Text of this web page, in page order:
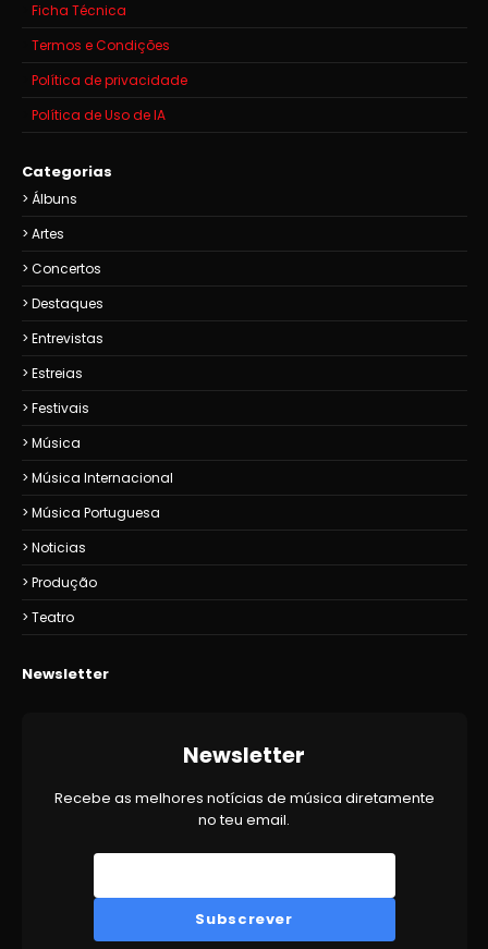
Ficha Técnica
Termos e Condições
Política de privacidade
Política de Uso de IA
Categorias
Álbuns
Artes
Concertos
Destaques
Entrevistas
Estreias
Festivais
Música
Música Internacional
Música Portuguesa
Noticias
Produção
Teatro
Newsletter
Newsletter
Recebe as melhores notícias de música diretamente
no teu email.
Subscrever